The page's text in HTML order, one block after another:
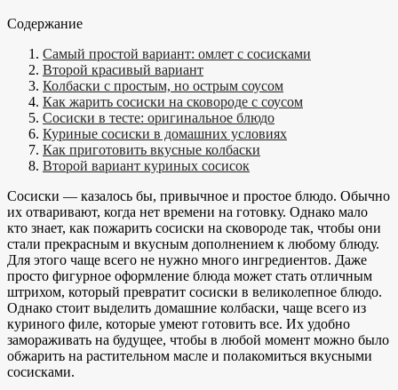
Содержание
Самый простой вариант: омлет с сосисками
Второй красивый вариант
Колбаски с простым, но острым соусом
Как жарить сосиски на сковороде с соусом
Сосиски в тесте: оригинальное блюдо
Куриные сосиски в домашних условиях
Как приготовить вкусные колбаски
Второй вариант куриных сосисок
Сосиски — казалось бы, привычное и простое блюдо. Обычно
их отваривают, когда нет времени на готовку. Однако мало
кто знает, как пожарить сосиски на сковороде так, чтобы они
стали прекрасным и вкусным дополнением к любому блюду.
Для этого чаще всего не нужно много ингредиентов. Даже
просто фигурное оформление блюда может стать отличным
штрихом, который превратит сосиски в великолепное блюдо.
Однако стоит выделить домашние колбаски, чаще всего из
куриного филе, которые умеют готовить все. Их удобно
замораживать на будущее, чтобы в любой момент можно было
обжарить на растительном масле и полакомиться вкусными
сосисками.